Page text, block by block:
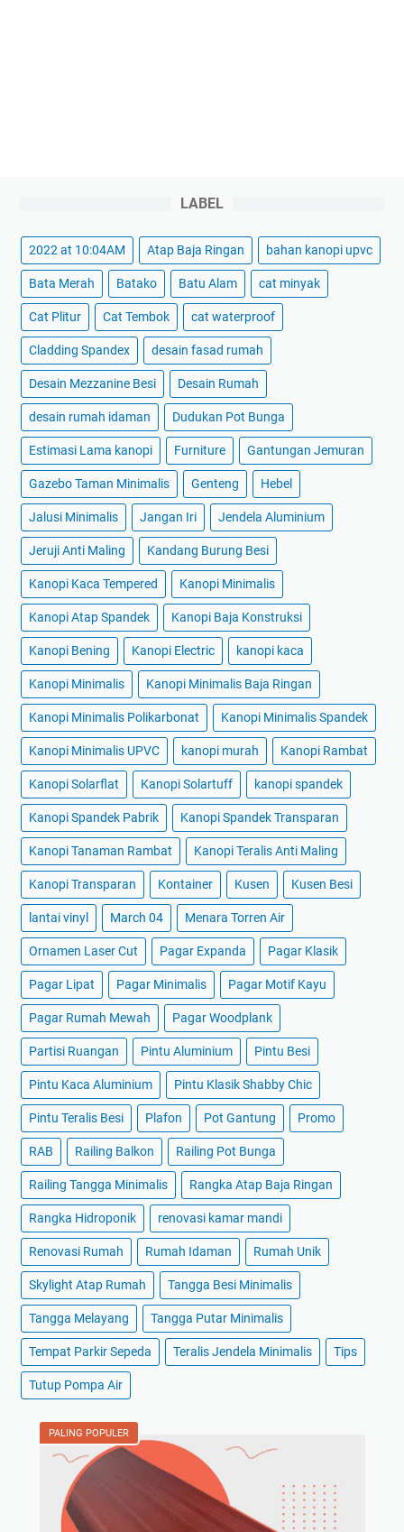
LABEL
2022 at 10:04AM Atap Baja Ringan bahan kanopi upvc
Bata Merah Batako Batu Alam cat minyak
Cat Plitur Cat Tembok cat waterproof
Cladding Spandex desain fasad rumah
Desain Mezzanine Besi Desain Rumah
desain rumah idaman Dudukan Pot Bunga
Estimasi Lama kanopi Furniture Gantungan Jemuran
Gazebo Taman Minimalis Genteng Hebel
Jalusi Minimalis Jangan Iri Jendela Aluminium
Jeruji Anti Maling Kandang Burung Besi
Kanopi Kaca Tempered Kanopi Minimalis
Kanopi Atap Spandek Kanopi Baja Konstruksi
Kanopi Bening Kanopi Electric kanopi kaca
Kanopi Minimalis Kanopi Minimalis Baja Ringan
Kanopi Minimalis Polikarbonat Kanopi Minimalis Spandek
Kanopi Minimalis UPVC kanopi murah Kanopi Rambat
Kanopi Solarflat Kanopi Solartuff kanopi spandek
Kanopi Spandek Pabrik Kanopi Spandek Transparan
Kanopi Tanaman Rambat Kanopi Teralis Anti Maling
Kanopi Transparan Kontainer Kusen Kusen Besi
lantai vinyl March 04 Menara Torren Air
Ornamen Laser Cut Pagar Expanda Pagar Klasik
Pagar Lipat Pagar Minimalis Pagar Motif Kayu
Pagar Rumah Mewah Pagar Woodplank
Partisi Ruangan Pintu Aluminium Pintu Besi
Pintu Kaca Aluminium Pintu Klasik Shabby Chic
Pintu Teralis Besi Plafon Pot Gantung Promo
RAB Railing Balkon Railing Pot Bunga
Railing Tangga Minimalis Rangka Atap Baja Ringan
Rangka Hidroponik renovasi kamar mandi
Renovasi Rumah Rumah Idaman Rumah Unik
Skylight Atap Rumah Tangga Besi Minimalis
Tangga Melayang Tangga Putar Minimalis
Tempat Parkir Sepeda Teralis Jendela Minimalis Tips
Tutup Pompa Air
PALING POPULER